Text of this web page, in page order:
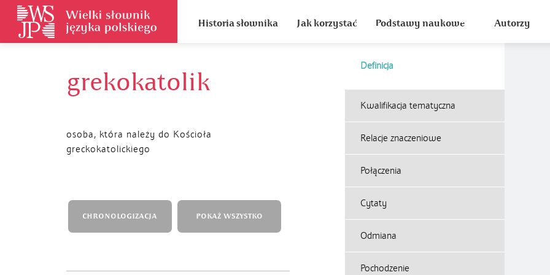
Historia słownika Jak korzystać Podstawy naukowe Autorzy
grekokatolik
Definicja
osoba, która należy do Kościoła
greckokatolickiego
Kwalifikacja tematyczna
Relacje znaczeniowe
Połączenia
Cytaty
Odmiana
Pochodzenie
CHRONOLOGIZACJA POKAŻ WSZYSTKO